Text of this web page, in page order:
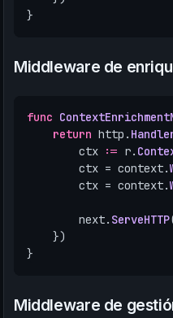
}
Middleware de
func
return http .
ctx := r.
ctx = context.
ctx = context.
next. ServeHTTP
})
}
Middleware de